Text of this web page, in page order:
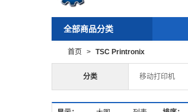
全部商品分类
首页 > TSC Printronix
分类 移动打印机